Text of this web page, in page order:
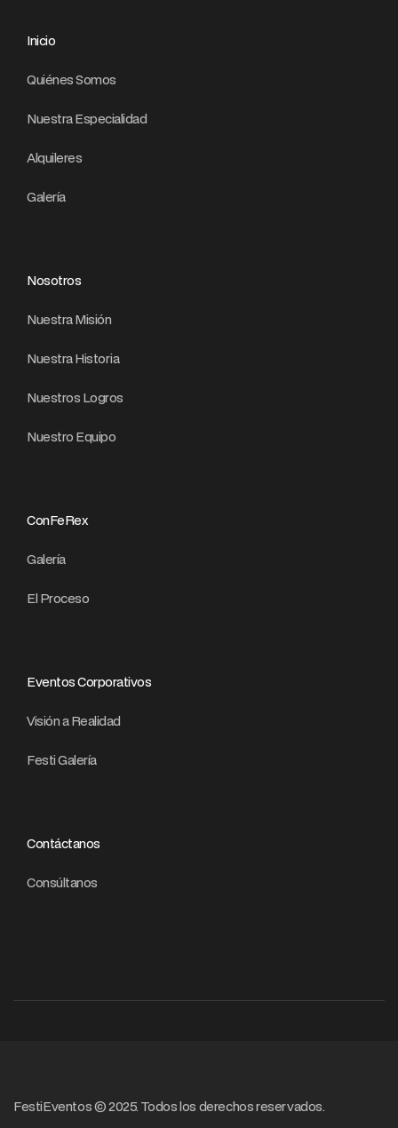
Inicio
Quiénes Somos
Nuestra Especialidad
Alquileres
Galería
Nosotros
Nuestra Misión
Nuestra Historia
Nuestros Logros
Nuestro Equipo
ConFeRex
Galería
El Proceso
Eventos Corporativos
Visión a Realidad
Festi Galería
Contáctanos
Consúltanos
FestiEventos © 2025. Todos los derechos reservados.